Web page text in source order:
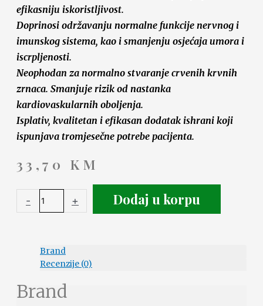
efikasniju iskoristljivost.
Doprinosi održavanju normalne funkcije nervnog i
imunskog sistema, kao i smanjenju osjećaja umora i
iscrpljenosti.
Neophodan za normalno stvaranje crvenih krvnih
zrnaca. Smanjuje rizik od nastanka
kardiovaskularnih oboljenja.
Isplativ, kvalitetan i efikasan dodatak ishrani koji
ispunjava tromjesečne potrebe pacijenta.
33,70 KM
- + Dodaj u korpu
Brand
Recenzije (0)
Brand